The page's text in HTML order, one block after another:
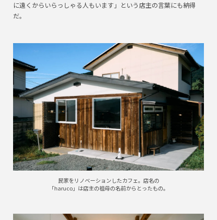
に遠くからいらっしゃる人もいます」という店主の言葉にも納得
だ。
民家をリノベーションしたカフェ。店名の
「haruco」は店主の祖母の名前からとったもの。